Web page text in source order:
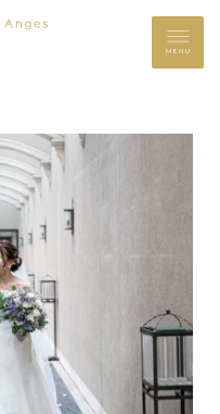
MENU